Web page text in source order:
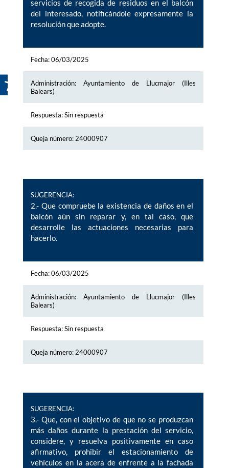
servicios de recogida de residuos en el balcón
del interesado, notificándole expresamente la
resolución que adopte.
Fecha: 06/03/2025
Administración: Ayuntamiento de Llucmajor (Illes
Balears)
Respuesta: Sin respuesta
Queja número: 24000907
SUGERENCIA:
2.- Que compruebe la existencia de daños en el
balcón aún sin reparar y, en tal caso, que
desarrolle las actuaciones necesarias para
hacerlo.
Fecha: 06/03/2025
Administración: Ayuntamiento de Llucmajor (Illes
Balears)
Respuesta: Sin respuesta
Queja número: 24000907
SUGERENCIA:
3.- Que, con el objetivo de que no se produzcan
más daños durante la prestación del servicio,
considere, y resuelva positivamente en caso
afirmativo, prohibir el estacionamiento de
vehículos en la acera de enfrente a la fachada